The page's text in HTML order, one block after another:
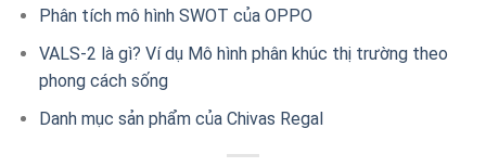
Phân tích mô hình SWOT của OPPO
VALS-2 là gì? Ví dụ Mô hình phân khúc thị trường theo
phong cách sống
Danh mục sản phẩm của Chivas Regal